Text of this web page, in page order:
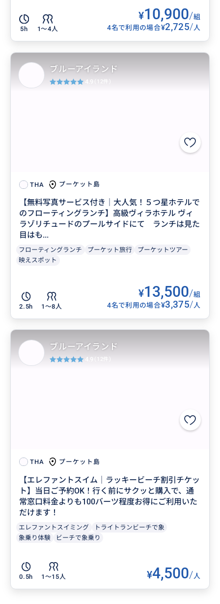
5h 1〜4人
¥10,900/組
4名で利用の場合¥2,725/人
THA プーケット島
【無料写真サービス付き｜大人気！５つ星ホテルで
のフローティングランチ】高級ヴィラホテル ヴィ
ラゾリチュードのプールサイドにて ランチは見た
目はも...
フローティングランチ プーケット旅行
プーケットツアー
映えスポット
2.5h 1〜8人
¥13,500/組
4名で利用の場合¥3,375/人
ブルーアイランド
4.9 (12件)
THA プーケット島
【エレファントスイム｜ラッキービーチ割引チケッ
ト】当日ご予約OK！行く前にサクッと購入で、通
常窓口料金よりも100バーツ程度お得にご利用いた
だけます！
エレファントスイミング
トライトランビーチで象
象乗り体験
ビーチで象乗り
0.5h 1〜15人 ¥4,500/人
ブルーアイランド
4.9 (12件)